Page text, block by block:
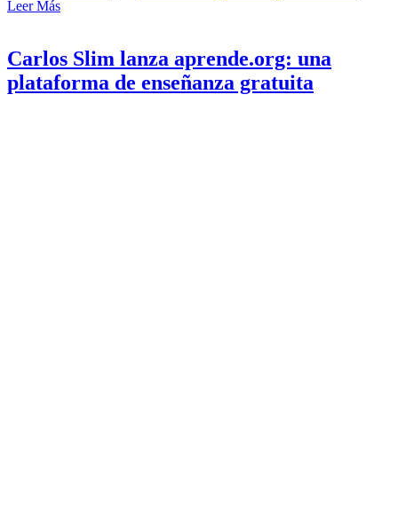
Leer Más
Carlos Slim lanza aprende.org: una
plataforma de enseñanza gratuita